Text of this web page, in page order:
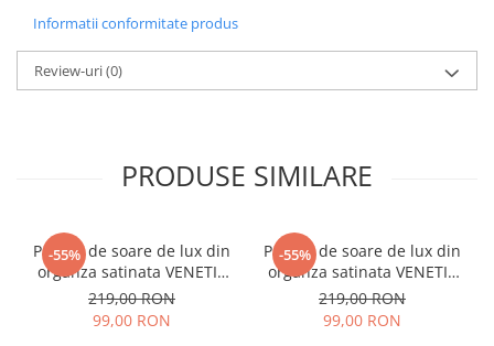
Informatii conformitate produs
Review-uri(0)
PRODUSE SIMILARE
-55%
Palarie de soare de lux din
organza satinata VENETIA
CHIC (ROZE+CREM) -
marime unica, reglabila
219,00 RON
99,00 RON
-55%
Palarie de soare de lux din
organza satinata VENETIA
CHIC (MOV+MARO
caramiziu) - marime unica,
reglabila
219,00 RON
99,00 RON